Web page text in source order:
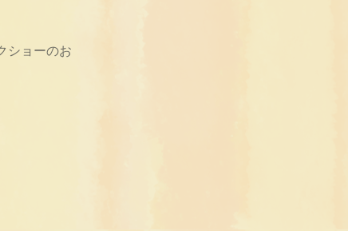
ショーのお